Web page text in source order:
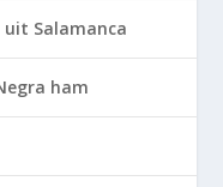
uit Salamanca
ham